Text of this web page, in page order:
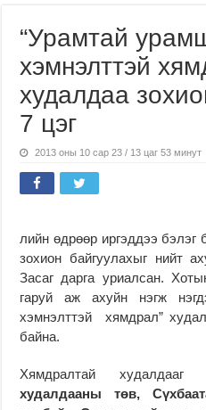
“Урамтай
хэмнэлттэй
худалдаа
7 цэг
2013 оны 10 сар 23 / 13 цаг 53 минут
лийн өдрөөр иргэддээ
зохион байгуулахыг нийт
Засаг дарга уриалсан.
гаруй аж ахуйн нэгж
хэмнэлттэй хямдрал”
байна.
Хямдралтай худалдааг
худалдааны төв,